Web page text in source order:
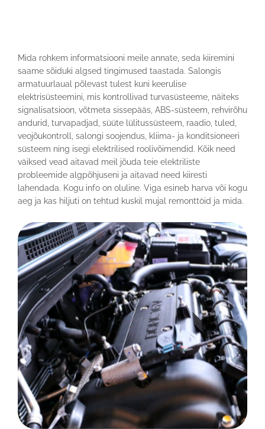
Mida rohkem informatsiooni meile annate, seda kiiremini
saame sõiduki algsed tingimused taastada. Salongis
armatuurlaual põlevast tulest kuni keerulise
elektrisüsteemini, mis kontrollivad turvasüsteeme, näiteks
signalisatsioon, võtmeta sissepääs, ABS-süsteem, rehvirõhu
andurid, turvapadjad, süüte lülitussüsteem, raadio, tuled,
veojõukontroll, salongi soojendus, kliima- ja konditsioneeri
süsteem ning isegi elektrilised roolivõimendid. Kõik need
väiksed vead aitavad meil jõuda teie elektriliste
probleemide algpõhjuseni ja aitavad need kiiresti
lahendada. Kogu info on oluline. Viga esineb harva või kogu
aeg ja kas hiljuti on tehtud kuskil mujal remonttöid ja mida.